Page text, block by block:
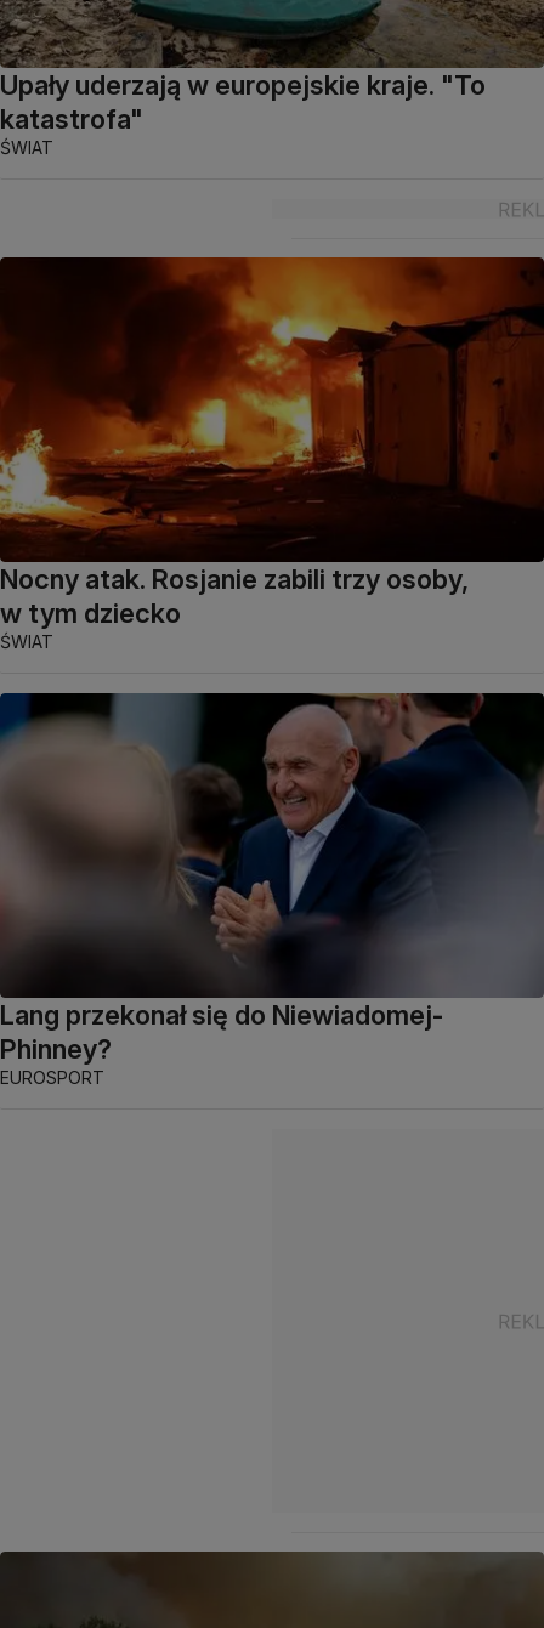
Upały uderzają w europejskie kraje. "To
katastrofa"
ŚWIAT
Nocny atak. Rosjanie zabili trzy osoby,
w tym dziecko
ŚWIAT
Lang przekonał się do Niewiadomej-
Phinney?
EUROSPORT